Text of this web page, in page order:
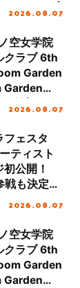
ンナップ
2026.08.07
空女学院
クラブ 6th
Garden
Garden
公演＞”
2026.08.07
フェスタ
ティスト
公開！
戦も決定
テージの
2026.08.07
空女学院
クラブ 6th
Garden
Garden